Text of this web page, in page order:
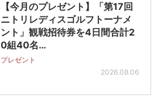
【今月のプレゼント】「第17回
ニトリレディスゴルフトーナメ
ント」観戦招待券を4日間合計2
0組40名…
プレゼント
2026.08.06